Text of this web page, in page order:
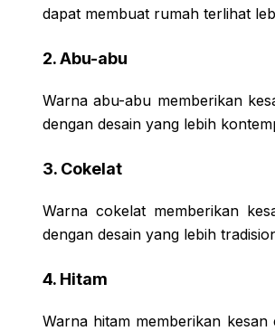
dapat membuat rumah terlihat
2. Abu-abu
Warna abu-abu memberikan
dengan desain yang lebih
3. Cokelat
Warna cokelat memberikan
dengan desain yang lebih
4. Hitam
Warna hitam memberikan